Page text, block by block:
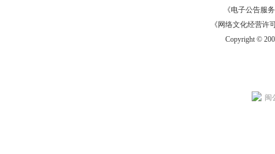
《电子公告服务
《网络文化经营许
Copyright ©
闽